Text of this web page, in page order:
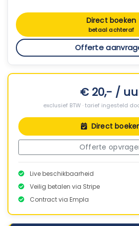
Direct boeken
betaal achteraf
Offerte
€ 20,- /
exclusief BTW · tarief ingesteld
Direct
Offerte
Live beschikbaarheid
Veilig betalen via Stripe
Contract via Empla